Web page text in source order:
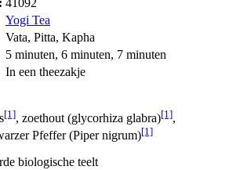
Yogi Tea
Vata, Pitta, Kapha
5 minuten, 6 minuten, 7 minuten
In een theezakje
[1], zoethout (glycorhiza glabra)[1],
Pfeffer (Piper nigrum)[1]
biologische teelt